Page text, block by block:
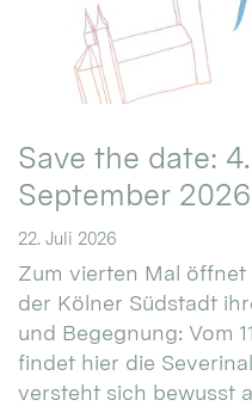
Save the date:
September 2026
22. Juli 2026
Zum vierten Mal öffnet
der Kölner Südstadt
und Begegnung: Vom
findet hier die
versteht sich bewusst